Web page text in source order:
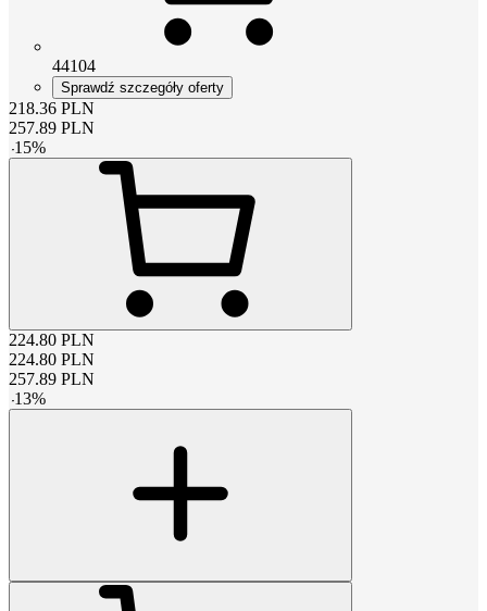
44104
Sprawdź szczegóły oferty
218.36 PLN
257.89 PLN
-15%
224.80 PLN
224.80 PLN
257.89 PLN
-13%